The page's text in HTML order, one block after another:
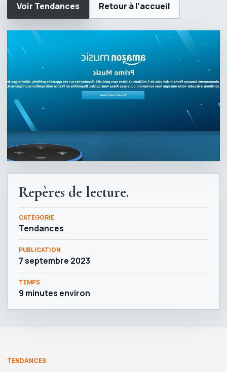
Voir Tendances Retour à l’accueil
Repères de lecture.
CATÉGORIE
Tendances
PUBLICATION
7 septembre 2023
TEMPS
9 minutes environ
TENDANCES